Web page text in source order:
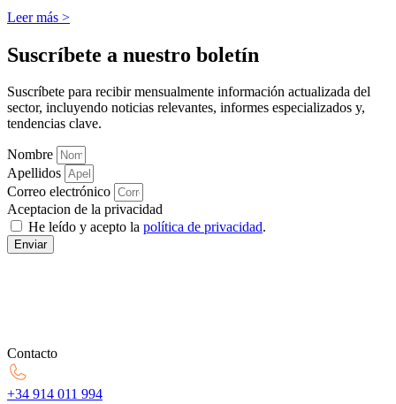
Leer más >
Suscríbete a nuestro boletín
Suscríbete para recibir mensualmente información actualizada del
sector, incluyendo noticias relevantes, informes especializados y,
tendencias clave.
Nombre
Apellidos
Correo electrónico
Aceptacion de la privacidad
He leído y acepto la política de privacidad.
Enviar
Contacto
+34 914 011 994